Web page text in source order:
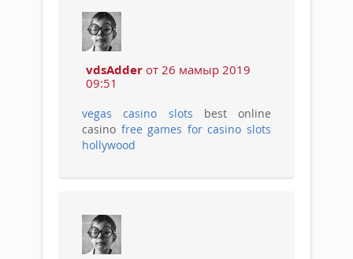
vdsAdder от 26 мамыр 2019
09:51
vegas casino slots best online
casino free games for casino slots
hollywood